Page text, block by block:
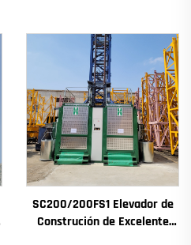
SC200/200FS1 Elevador de
Construción de Excelente